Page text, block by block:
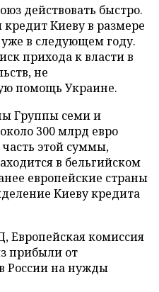
действовать быстро.
Киеву в размере
в следующем году.
прихода к власти в
не
помощь Украине.
Группы семи и
300 млрд евро
этой суммы,
в бельгийском
европейские страны
Киеву кредита
Европейская комиссия
прибыли от
России на нужды